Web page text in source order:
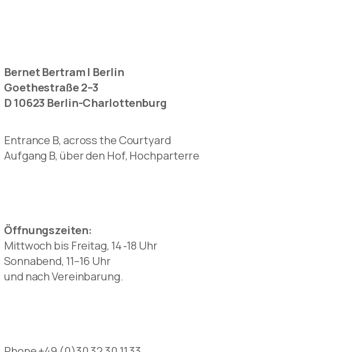
Bernet Bertram | Berlin
Goethestraße 2–3
D 10623 Berlin-Charlottenburg
Entrance B, across the Courtyard
Aufgang B, über den Hof, Hochparterre
Öffnungszeiten:
Mittwoch bis Freitag, 14 ‑18 Uhr
Sonnabend, 11–16 Uhr
und nach Vereinbarung.